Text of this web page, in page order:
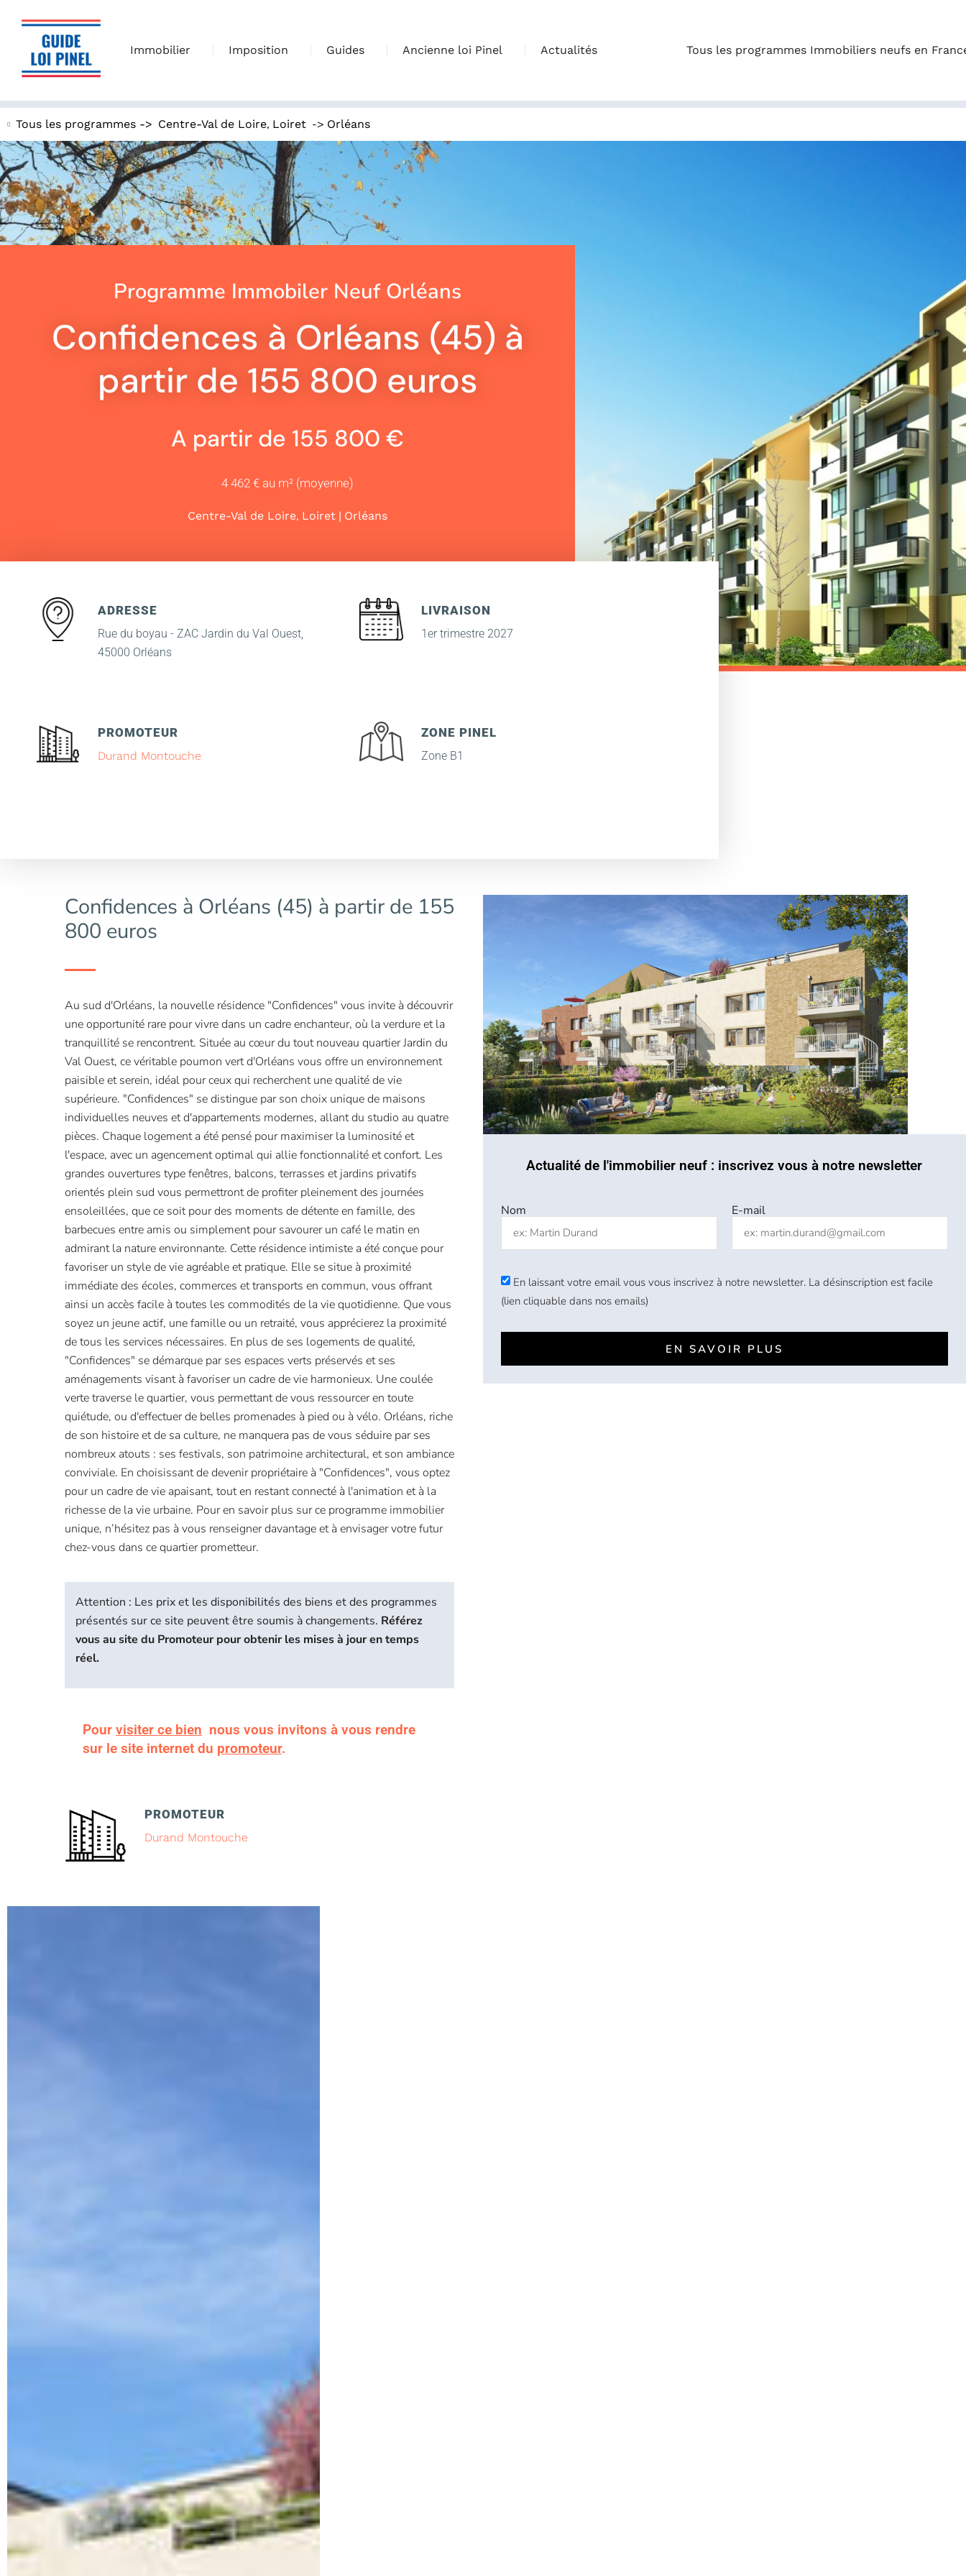
Immobilier Imposition Guides Ancienne loi Pinel Actualités Tous les programmes Immobiliers neufs en
Tous les programmes -> Centre-Val de Loire, Loiret -> Orléans
Programme Immobiler Neuf Orléans
Confidences à Orléans (45) à
partir de 155 800 euros
A partir de 155 800 €
4 462 € au m² (moyenne)
Centre-Val de Loire, Loiret | Orléans
ADRESSE
Rue du boyau - ZAC Jardin du Val Ouest,
45000 Orléans
LIVRAISON
1er trimestre 2027
PROMOTEUR
Durand Montouche
ZONE PINEL
Zone B1
Confidences à Orléans (45) à partir de 155
800 euros
Au sud d'Orléans, la nouvelle résidence "Confidences" vous invite à découvrir
une opportunité rare pour vivre dans un cadre enchanteur, où la verdure et la
tranquillité se rencontrent. Située au cœur du tout nouveau quartier Jardin du
Val Ouest, ce véritable poumon vert d'Orléans vous offre un environnement
paisible et serein, idéal pour ceux qui recherchent une qualité de vie
supérieure. "Confidences" se distingue par son choix unique de maisons
individuelles neuves et d'appartements modernes, allant du studio au quatre
pièces. Chaque logement a été pensé pour maximiser la luminosité et
l'espace, avec un agencement optimal qui allie fonctionnalité et confort. Les
grandes ouvertures type fenêtres, balcons, terrasses et jardins privatifs
orientés plein sud vous permettront de profiter pleinement des journées
ensoleillées, que ce soit pour des moments de détente en famille, des
barbecues entre amis ou simplement pour savourer un café le matin en
admirant la nature environnante. Cette résidence intimiste a été conçue pour
favoriser un style de vie agréable et pratique. Elle se situe à proximité
immédiate des écoles, commerces et transports en commun, vous offrant
ainsi un accès facile à toutes les commodités de la vie quotidienne. Que vous
soyez un jeune actif, une famille ou un retraité, vous apprécierez la proximité
de tous les services nécessaires. En plus de ses logements de qualité,
"Confidences" se démarque par ses espaces verts préservés et ses
aménagements visant à favoriser un cadre de vie harmonieux. Une coulée
verte traverse le quartier, vous permettant de vous ressourcer en toute
quiétude, ou d'effectuer de belles promenades à pied ou à vélo. Orléans, riche
de son histoire et de sa culture, ne manquera pas de vous séduire par ses
nombreux atouts : ses festivals, son patrimoine architectural, et son ambiance
conviviale. En choisissant de devenir propriétaire à "Confidences", vous optez
pour un cadre de vie apaisant, tout en restant connecté à l'animation et à la
richesse de la vie urbaine. Pour en savoir plus sur ce programme immobilier
unique, n’hésitez pas à vous renseigner davantage et à envisager votre futur
chez-vous dans ce quartier prometteur.
Attention : Les prix et les disponibilités des biens et des programmes
présentés sur ce site peuvent être soumis à changements. Référez
vous au site du Promoteur pour obtenir les mises à jour en temps
réel.
Pour visiter ce bien nous vous invitons à vous rendre
sur le site internet du promoteur.
PROMOTEUR
Durand Montouche
Actualité de l'immobilier neuf : inscrivez vous à notre newsletter
Nom E-mail
En laissant votre email vous vous inscrivez à notre newsletter. La désinscription est facile
(lien cliquable dans nos emails)
EN SAVOIR PLUS